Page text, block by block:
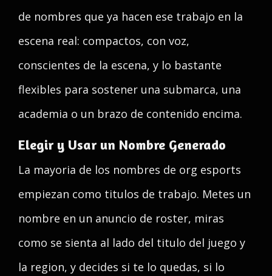
de nombres que ya hacen ese trabajo en la
escena real: compactos, con voz,
conscientes de la escena, y lo bastante
flexibles para sostener una submarca, una
academia o un brazo de contenido encima.
Elegir y Usar un Nombre Generado
La mayoria de los nombres de org esports
empiezan como titulos de trabajo. Metes un
nombre en un anuncio de roster, miras
como se sienta al lado del titulo del juego y
la region, y decides si te lo quedas, si lo